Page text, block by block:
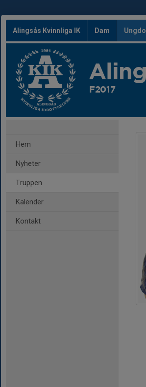
Alingsås Kvinnliga IK Dam
F2017
Hem
Nyheter
Truppen
Kalender
Kontakt